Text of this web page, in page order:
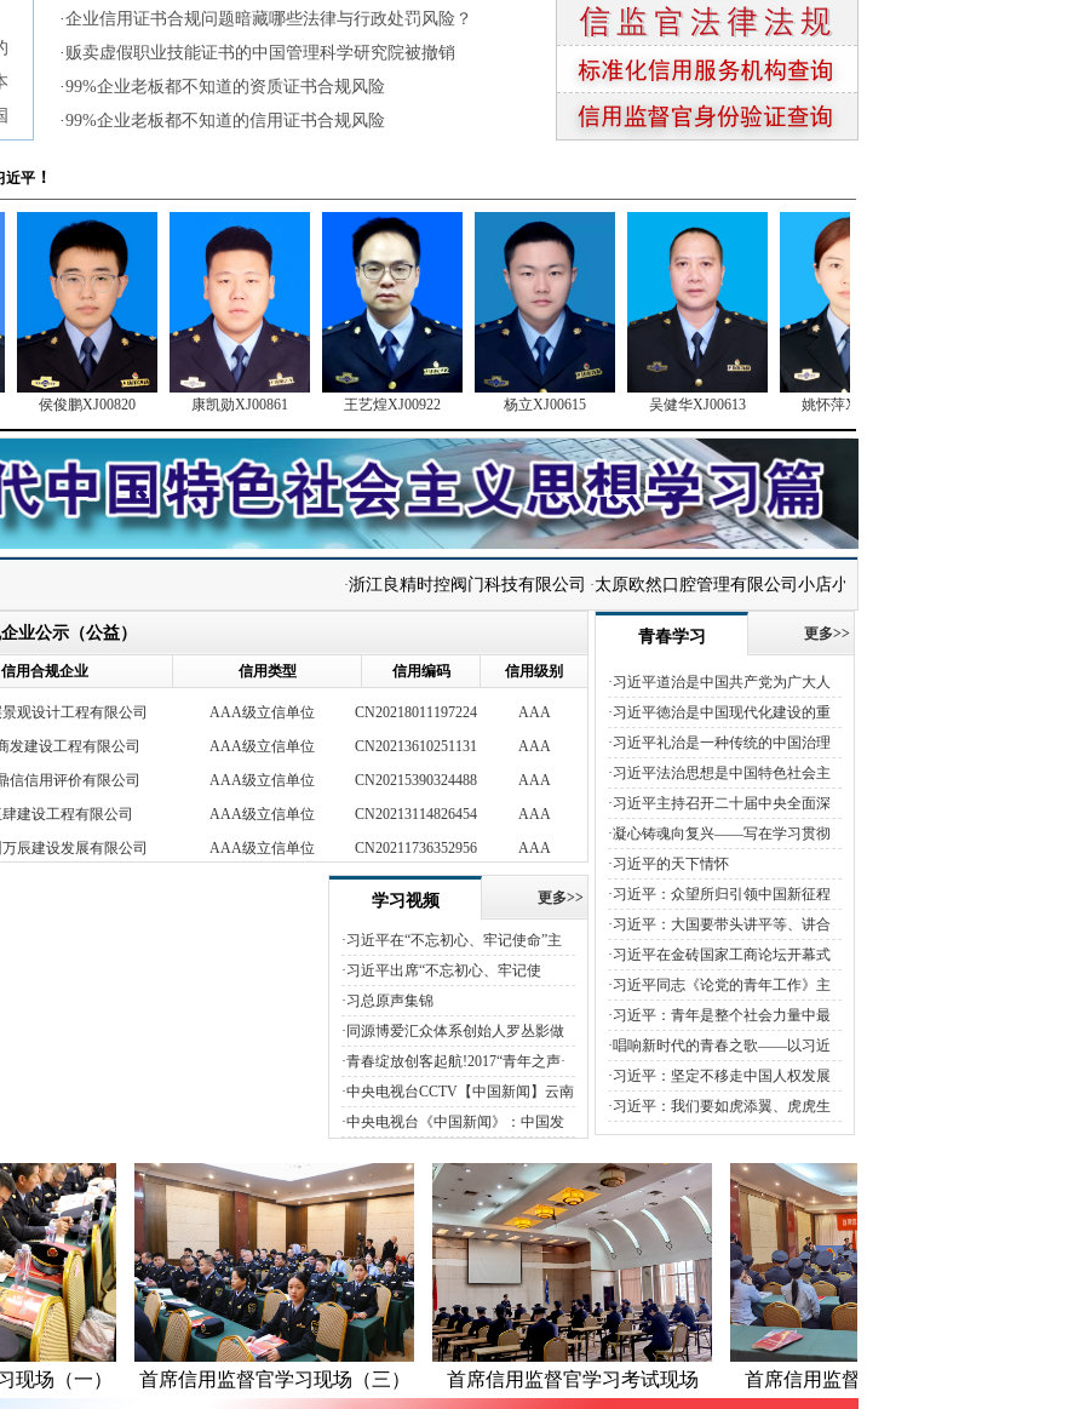
·企业信用证书合规问题暗藏哪些法律与行政处罚风险？
· 贩卖虚假职业技能证书的中国管理科学研究院被撤销
·99%企业老板都不知道的资质证书合规风险
·99%企业老板都不知道的信用证书合规风险
近平 ！
康凯勋XJ00861 王艺煌XJ00922 杨立XJ00615 吴健华XJ00613 姚怀萍XJ00686
浙江良精时控阀门科技有限公司·太原欧然口腔管理有限公司小店小马花园口腔门诊部
业公示（公益）
信用合规企业 信用类型 信用编码 信用级别
霖建设工程有限公司
AAA级立信单位 CN20210919001667
私享酒业有限公司
AAA级立信单位 CN20210919001366
栗乐保健服务中心
AAA级立信单位 CN20214640921016
景观设计工程有限公司
AAA级立信单位 CN20218011197224
建设工程有限公司
AAA级立信单位 CN20213114826454
AAA
辰建设发展有限公司
AAA级立信单位 CN20211736352956
AAA
光信息技术有限公司
AAA级立信单位 CN20211263733148
AAA
生生物科技有限公司
AAA级立信单位 CN20201019634643
AAA
市德隆茶叶炭焙坊
AAA级立信单位 CN20208547261598
AAA
新村建设集团有限公司
AAA级立信单位 CN20208487470871
AAA
聚诚信息咨询有限公司
中国信用会员单位
CN202212303339232
森体育文化有限公司
非立信单位
CN20222847313305
通体育科技有限公司
非立信单位
CN20226176874943
建设工程有限公司
AAA级立信单位 CN20210919001667
AAA
观设计工程有限公司
发建设工程有限公司
AAA级立信单位 CN20213610251131
AAA
信信用评价有限公司
AAA级立信单位 CN20215390324488
AAA
建设工程有限公司
AAA级立信单位 CN20213114826454
AAA
万辰建设发展有限公司
AAA级立信单位 CN20211736352956
AAA
阳光信息技术有限公司
AAA级立信单位 CN20211263733148
AAA
生生物科技有限公司
AAA级立信单位 CN20201019634643
AAA
CN20208547261598
AAA
CN20208487470871 AAA
学习视频 更多>>
·习近平在“不忘初心、牢记使命”主
题教育工作会议上的讲话
·习近平出席“不忘初心、牢记使
命”主题教育工作会议并发表重要讲
话
·习总原声集锦
· 同源博爱汇众体系创始人罗丛影做
客中国商务新闻网
·青春绽放创客起航!2017“青年之声·
青春创客”
·中央电视台CCTV【中国新闻】云南
公共信用信息公示系统启用（视频）
·中央电视台《中国新闻》：中国发
青春学习 更多>>
·习近平道治是中国共产党为广大人
民群众服务的核心思想和基础
·习近平徳治是中国现代化建设的重
要理念之一
·习近平礼治是一种传统的中国治理
理念
·习近平法治思想是中国特色社会主
义法治理论的重要组成部分
·习近平主持召开二十届中央全面深
化改革委员会 第一次会议强调
&#8194;守正创新真抓实干
·凝心铸魂向复兴——写在学习贯彻
习近平新时代中国特色社会主义思想
主题教育启动之际
·习近平的天下情怀
·习近平：众望所归引领中国新征程
·习近平：大国要带头讲平等、讲合
作、讲诚信、讲法治
·习近平在金砖国家工商论坛开幕式
上提到“技能培训合作”
·习近平同志《论党的青年工作》主
要篇目介绍
·习近平：青年是整个社会力量中最
积极、最有生气的力量
·唱响新时代的青春之歌——以习近
平同志为核心的党中央关心青年和青
年工作纪实
·习近平：坚定不移走中国人权发展
道路
·习近平：我们要如虎添翼、虎虎生
威，让希望的阳光照亮人类！
） 首席信用监督官学习现场（三） 首席信用监督官学习考试现场
首席信用监督官宣誓仪式现场